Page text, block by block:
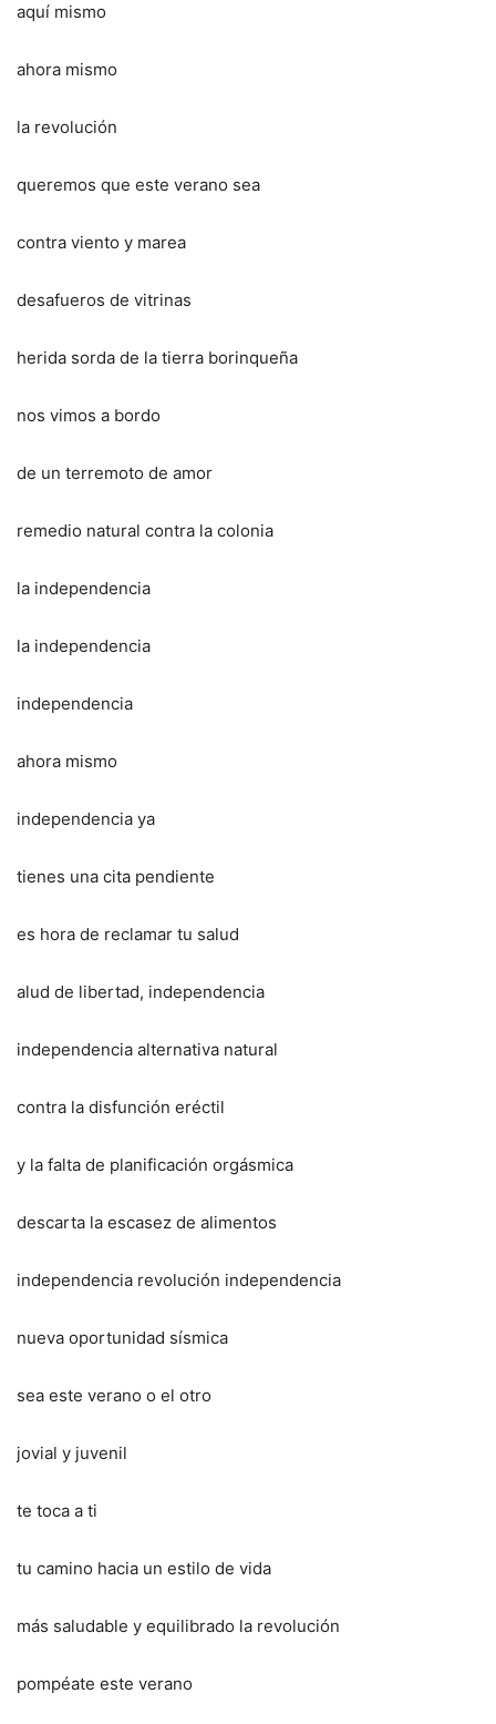
aquí mismo
ahora mismo
la revolución
queremos que este verano sea
contra viento y marea
desafueros de vitrinas
herida sorda de la tierra borinqueña
nos vimos a bordo
de un terremoto de amor
remedio natural contra la colonia
la independencia
la independencia
independencia
ahora mismo
independencia ya
tienes una cita pendiente
es hora de reclamar tu salud
alud de libertad, independencia
independencia alternativa natural
contra la disfunción eréctil
y la falta de planificación orgásmica
descarta la escasez de alimentos
independencia revolución independencia
nueva oportunidad sísmica
sea este verano o el otro
jovial y juvenil
te toca a ti
tu camino hacia un estilo de vida
más saludable y equilibrado la revolución
pompéate este verano